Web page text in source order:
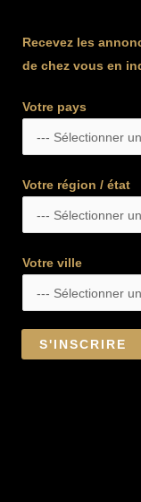
Recevez les
de chez vous en
Votre pays
Votre région / état
Votre ville
S'INSCRIRE